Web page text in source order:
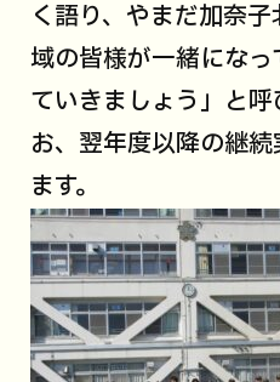
く語り、やまだ加奈
域の皆様が一緒にな
ていきましょう」と
お、翌年度以降の継
ます。